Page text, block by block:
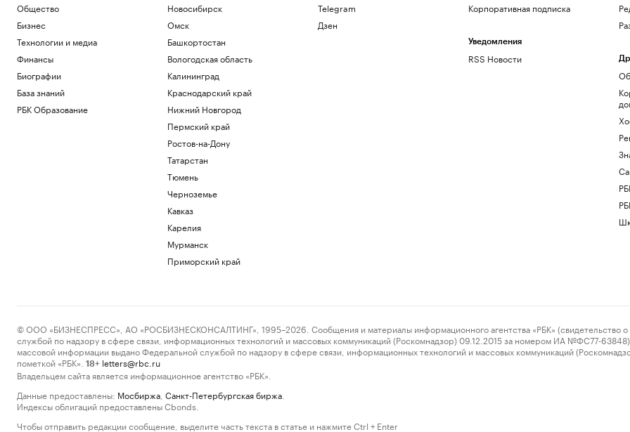
Общество
Бизнес
Технологии и медиа
Финансы
Биографии
База знаний
РБК Образование
Новосибирск
Омск
Башкортостан
Вологодская область
Калининград
Краснодарский край
Нижний Новгород
Пермский край
Ростов-на-Дону
Татарстан
Тюмень
Черноземье
Кавказ
Карелия
Мурманск
Приморский край
Telegram
Дзен
Корпоративная подписка
Уведомления
RSS Новости
© ООО «БИЗНЕСПРЕСС», АО «РОСБИЗНЕСКОНСАЛТИНГ», 1995–2026. Сообщения и материалы информационного агентства «РБК» (свидетельство о
службой по надзору в сфере связи, информационных технологий и массовых коммуникаций (Роскомнадзор) 09.12.2015 за номером ИА №ФС77-63848)
массовой информации выдано Федеральной службой по надзору в сфере связи, информационных технологий и массовых коммуникаций
пометкой «РБК».
18+ letters@rbc.ru
Владельцем сайта является информационное агентство «РБК».
Данные предоставлены: Мосбиржа Санкт-Петербургская биржа
Индексы облигаций предоставлены Cbonds.
Чтобы отправить редакции сообщение, выделите часть текста в статье и нажмите Ctrl + Enter